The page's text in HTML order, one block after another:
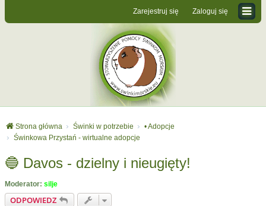
Zaloguj się
Zarejestruj się
Strona główna Świnki w potrzebie
• Adopcje
Świnkowa Przystań - wirtualne adopcje
🔵 Davos - dzielny i nieugięty!
Moderator: silje
ODPOWIEDZ